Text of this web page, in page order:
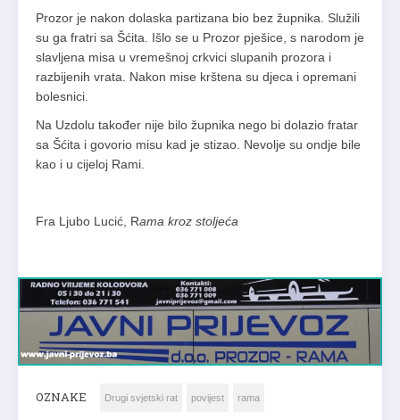
Prozor je nakon dolaska partizana bio bez župnika. Služili
su ga fratri sa Šćita. Išlo se u Prozor pješice, s narodom je
slavljena misa u vremešnoj crkvici slupanih prozora i
razbijenih vrata. Nakon mise krštena su djeca i opremani
bolesnici.
Na Uzdolu također nije bilo župnika nego bi dolazio fratar
sa Šćita i govorio misu kad je stizao. Nevolje su ondje bile
kao i u cijeloj Rami.
Fra Ljubo Lucić, Rama kroz stoljeća
OZNAKE Drugi svjetski rat povijest rama